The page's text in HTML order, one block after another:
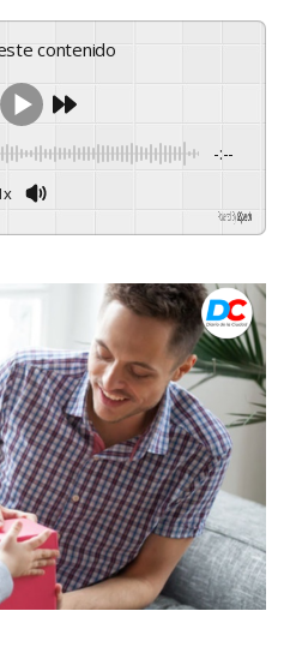
contenido
-:--
GSpeech